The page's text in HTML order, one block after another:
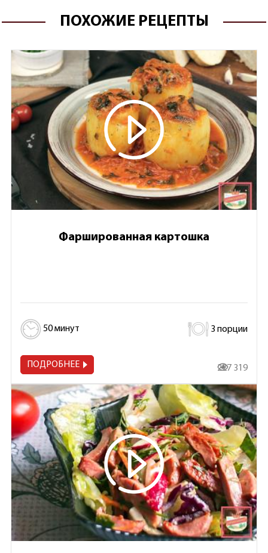
ПОХОЖИЕ РЕЦЕПТЫ
Фаршированная картошка
50 минут 3 порции
ПОДРОБНЕЕ 227 319